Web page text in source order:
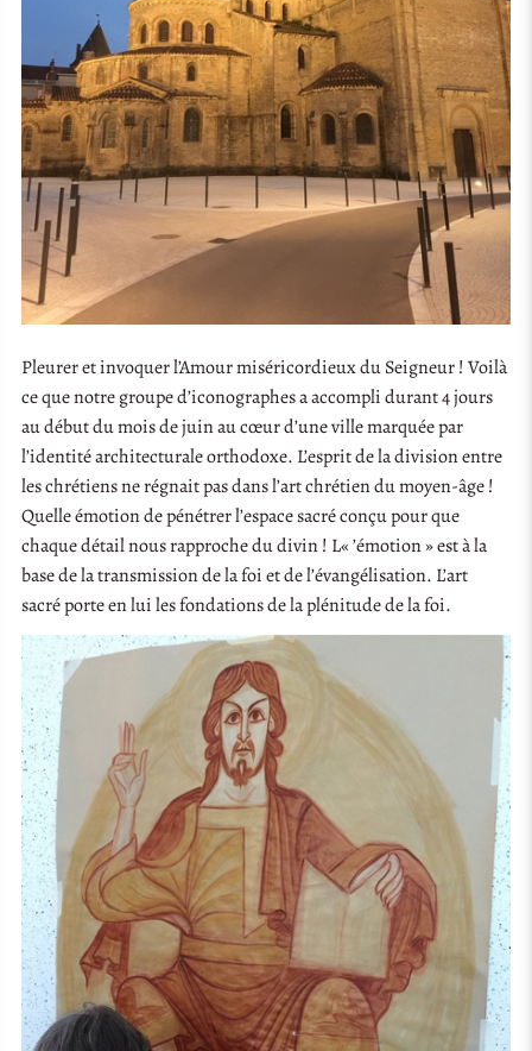
Pleurer et invoquer l’Amour miséricordieux du Seigneur ! Voilà
ce que notre groupe d’iconographes a accompli durant 4 jours
au début du mois de juin au cœur d’une ville marquée par
l’identité architecturale orthodoxe. L’esprit de la division entre
les chrétiens ne régnait pas dans l’art chrétien du moyen-âge !
Quelle émotion de pénétrer l’espace sacré conçu pour que
chaque détail nous rapproche du divin ! L« ’émotion » est à la
base de la transmission de la foi et de l’évangélisation. L’art
sacré porte en lui les fondations de la plénitude de la foi.